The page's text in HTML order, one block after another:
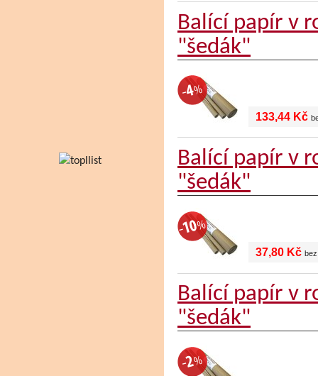
Balící papír v
"šedák"
133,44 Kč
Balící papír v
"šedák"
37,80 Kč
Balící papír v
"šedák"